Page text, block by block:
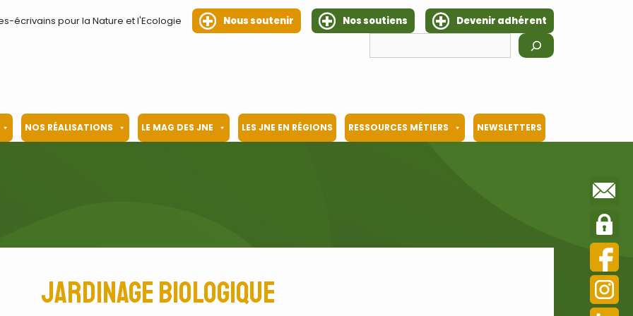
écrivains pour la Nature et l'Ecologie Nous soutenir Nos soutiens
Devenir adhérent
NOS RÉALISATIONS LE MAG DES JNE LES JNE EN RÉGIONS RESSOURCES MÉTIERS NEWSLETTERS
jardinage biologique